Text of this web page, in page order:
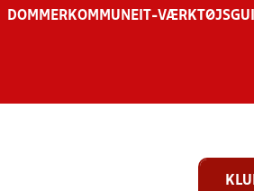
DOMMER KOMMUNE IT-